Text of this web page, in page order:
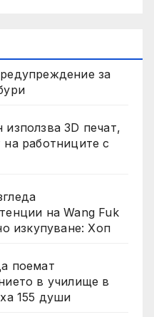
за
3D печат,
работниците с
на Wang Fuk
изкупуване: Хоп
поемат
в училище в
155 души